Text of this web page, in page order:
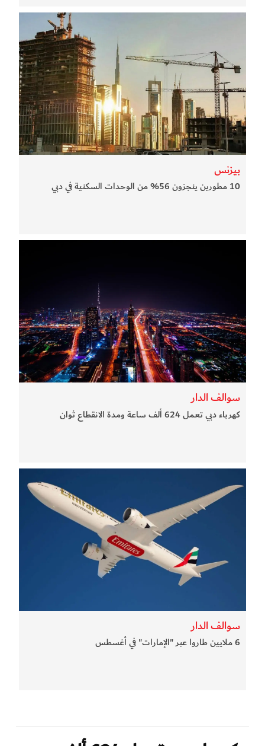
بيزنس
10 مطورين ينجزون 56% من الوحدات السكنية في دبي
سوالف الدار
كهرباء دبي تعمل 624 ألف ساعة ومدة الانقطاع ثوان
سوالف الدار
6 ملايين طاروا عبر "الإمارات" في أغسطس